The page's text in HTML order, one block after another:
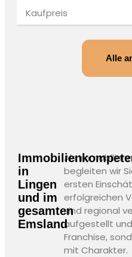
Kaufpreis
Alle
in
Lingen
und im
gesamten
Emsland
Als
begleiten wir
ersten
erfolgreichen
sind regional
aufgestellt
Franchise,
mit Charakter.